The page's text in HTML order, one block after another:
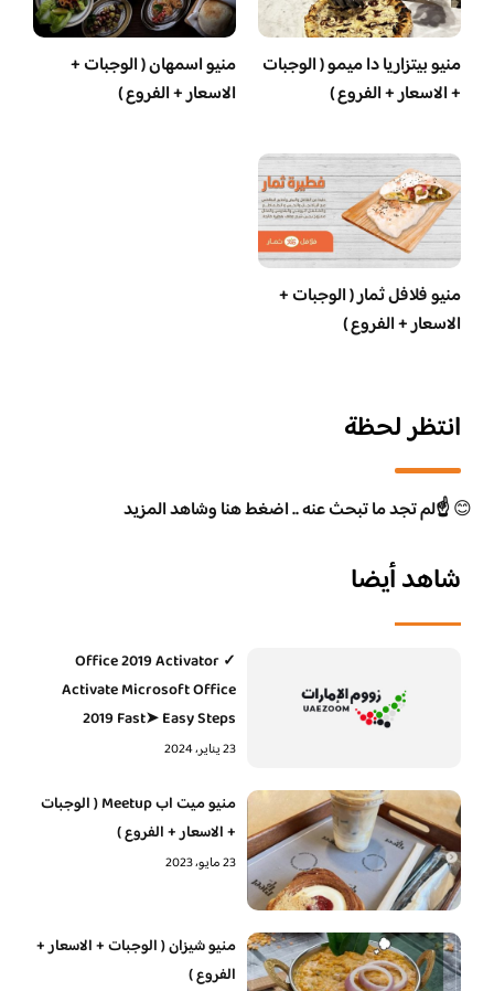
منيو بيتزاريا دا ميمو ( الوجبات
+ الاسعار + الفروع )
منيو اسمهان ( الوجبات +
الاسعار + الفروع )
منيو فلافل ثمار ( الوجبات +
الاسعار + الفروع )
انتظر لحظة
😊☝️لم تجد ما تبحث عنه .. اضغط هنا وشاهد المزيد
شاهد أيضا
Office 2019 Activator ✓
Activate Microsoft Office
2019 Fast➤ Easy Steps
23 يناير، 2024
منيو ميت اب Meetup ( الوجبات
+ الاسعار + الفروع )
23 مايو، 2023
منيو شيزان ( الوجبات + الاسعار +
الفروع )